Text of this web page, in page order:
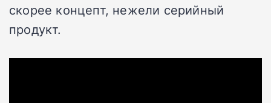
скорее концепт, нежели серийный
продукт.